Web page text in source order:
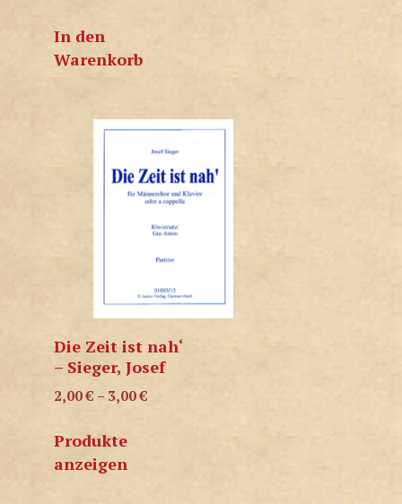
In den
Warenkorb
Die Zeit ist nah‘
– Sieger, Josef
2,00€ – 3,00€
Produkte
anzeigen